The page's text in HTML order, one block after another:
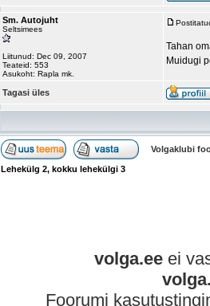
Sm. Autojuht
Seltsimees
Liitunud: Dec 09, 2007
Teateid: 553
Asukoht: Rapla mk.
Tahan
Muidugi
Tagasi üles
Volgaklubi
Lehekülg 2, kokku lehekülgi 3
volga.ee ei
Foorumi